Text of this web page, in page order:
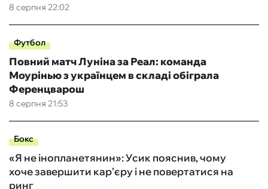
8 серпня 22:02
Футбол
8 серпня 21:53
Повний матч Луніна за Реал: команда
Моурінью з українцем в складі обіграла
Ференцварош
Бокс
«Я не інопланетянин»: Усик пояснив, чому
хоче завершити кар’єру і не повертатися на
ринг